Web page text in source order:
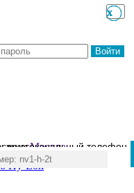
x
x
многоканальный телефон
(495) 984-41-00
Москва
Hy-Lok